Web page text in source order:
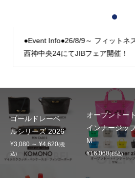
●Event Info●26/8/9～ フィットネ
西神中央24にてJIBフェア開催！
2
ゴールドレーベ
ルシリーズ 2026
¥3,080 ～ ¥4,620(税
込)
オープントート
インナージッ
M
¥16,060(税込)